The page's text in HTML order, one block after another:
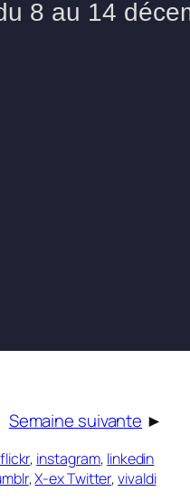
Semaine suivante ►
flickr, instagram, linkedin
,X-ex Twitter,vivaldi